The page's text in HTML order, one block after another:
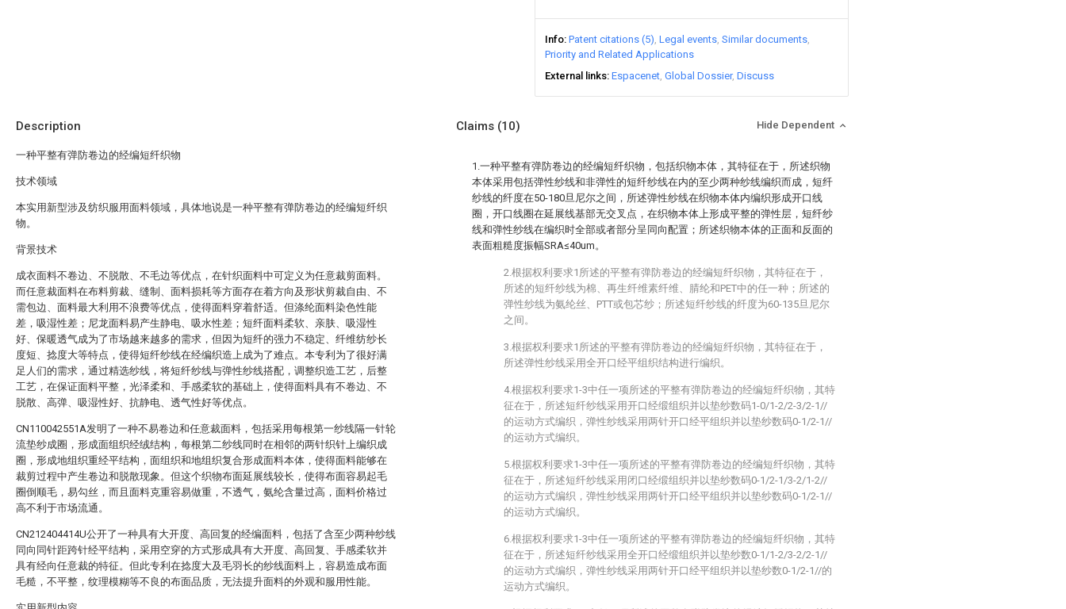
Info Patent citations (5) Legal events Similar documents
Priority and Related Applications
External links Espacenet Global Dossier Discuss
Description
一种平整有弹防卷边的经编短纤织物
技术领域
本实用新型涉及纺织服用面料领域，具体地说是一种平整有弹防卷边的经编短纤织
物。
背景技术
成衣面料不卷边、不脱散、不毛边等优点，在针织面料中可定义为任意裁剪面料。
而任意裁面料在布料剪裁、缝制、面料损耗等方面存在着方向及形状剪裁自由、不
需包边、面料最大利用不浪费等优点，使得面料穿着舒适。但涤纶面料染色性能
差，吸湿性差；尼龙面料易产生静电、吸水性差；短纤面料柔软、亲肤、吸湿性
好、保暖透气成为了市场越来越多的需求，但因为短纤的强力不稳定、纤维纺纱长
度短、捻度大等特点，使得短纤纱线在经编织造上成为了难点。本专利为了很好满
足人们的需求，通过精选纱线，将短纤纱线与弹性纱线搭配，调整织造工艺，后整
工艺，在保证面料平整，光泽柔和、手感柔软的基础上，使得面料具有不卷边、不
脱散、高弹、吸湿性好、抗静电、透气性好等优点。
CN110042551A发明了一种不易卷边和任意裁面料，包括采用每根第一纱线隔一针轮
流垫纱成圈，形成面组织经绒结构，每根第二纱线同时在相邻的两针织针上编织成
圈，形成地组织重经平结构，面组织和地组织复合形成面料本体，使得面料能够在
裁剪过程中产生卷边和脱散现象。但这个织物布面延展线较长，使得布面容易起毛
圈倒顺毛，易勾丝，而且面料克重容易做重，不透气，氨纶含量过高，面料价格过
高不利于市场流通。
CN212404414U公开了一种具有大开度、高回复的经编面料，包括了含至少两种纱线
同向同针距跨针经平结构，采用空穿的方式形成具有大开度、高回复、手感柔软并
具有经向任意裁的特征。但此专利在捻度大及毛羽长的纱线面料上，容易造成布面
毛糙，不平整，纹理模糊等不良的布面品质，无法提升面料的外观和服用性能。
Claims (10) Hide Dependent
1.一种平整有弹防卷边的经编短纤织物，包括织物本体，其特征在于，所述织物
本体采用包括弹性纱线和非弹性的短纤纱线在内的至少两种纱线编织而成，短纤
纱线的纤度在50-180旦尼尔之间，所述弹性纱线在织物本体内编织形成开口线
圈，开口线圈在延展线基部无交叉点，在织物本体上形成平整的弹性层，短纤纱
线和弹性纱线在编织时全部或者部分呈同向配置；所述织物本体的正面和反面的
表面粗糙度振幅SRA≤40um。
2.根据权利要求1所述的平整有弹防卷边的经编短纤织物，其特征在于，
所述的短纤纱线为棉、再生纤维素纤维、腈纶和PET中的任一种；所述的
弹性纱线为氨纶丝、PTT或包芯纱；所述短纤纱线的纤度为60-135旦尼尔
之间。
3.根据权利要求1所述的平整有弹防卷边的经编短纤织物，其特征在于，
所述弹性纱线采用全开口经平组织结构进行编织。
4.根据权利要求1-3中任一项所述的平整有弹防卷边的经编短纤织物，其特
征在于，所述短纤纱线采用开口经缎组织并以垫纱数码1-0/1-2/2-3/2-1//
的运动方式编织，弹性纱线采用两针开口经平组织并以垫纱数码0-1/2-1//
的运动方式编织。
5.根据权利要求1-3中任一项所述的平整有弹防卷边的经编短纤织物，其特
征在于，所述短纤纱线采用闭口经缎组织并以垫纱数码0-1/2-1/3-2/1-2//
的运动方式编织，弹性纱线采用两针开口经平组织并以垫纱数码0-1/2-1//
的运动方式编织。
6.根据权利要求1-3中任一项所述的平整有弹防卷边的经编短纤织物，其特
征在于，所述短纤纱线采用全开口经缎组织并以垫纱数0-1/1-2/3-2/2-1//
的运动方式编织，弹性纱线采用两针开口经平组织并以垫纱数0-1/2-1//的
运动方式编织。